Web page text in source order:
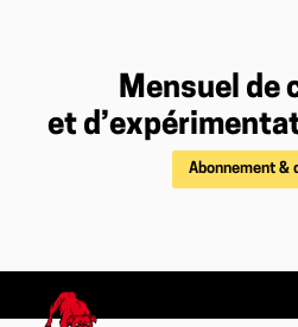
Mensuel de
et
Abonnement &